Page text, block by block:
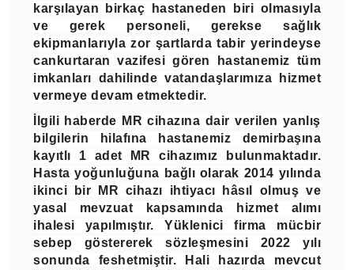
karşılayan birkaç hastaneden biri olmasıyla
ve gerek personeli, gerekse sağlık
ekipmanlarıyla zor şartlarda tabir yerindeyse
cankurtaran vazifesi gören hastanemiz tüm
imkanları dahilinde vatandaşlarımıza hizmet
vermeye devam etmektedir.
İlgili haberde MR cihazına dair verilen yanlış
bilgilerin hilafına hastanemiz demirbaşına
kayıtlı 1 adet MR cihazımız bulunmaktadır.
Hasta yoğunluğuna bağlı olarak 2014 yılında
ikinci bir MR cihazı ihtiyacı hâsıl olmuş ve
yasal mevzuat kapsamında hizmet alımı
ihalesi yapılmıştır. Yüklenici firma mücbir
sebep göstererek sözleşmesini 2022 yılı
sonunda feshetmiştir. Hali hazırda mevcut